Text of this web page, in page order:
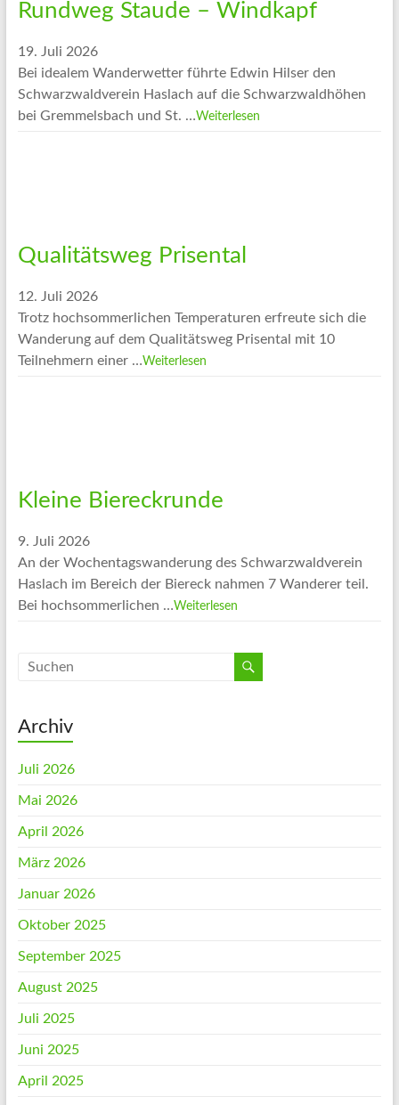
Rundweg Staude – Windkapf
19. Juli 2026
Bei idealem Wanderwetter führte Edwin Hilser den
Schwarzwaldverein Haslach auf die Schwarzwaldhöhen
bei Gremmelsbach und St. …Weiterlesen
Qualitätsweg Prisental
12. Juli 2026
Trotz hochsommerlichen Temperaturen erfreute sich die
Wanderung auf dem Qualitätsweg Prisental mit 10
Teilnehmern einer …Weiterlesen
Kleine Biereckrunde
9. Juli 2026
An der Wochentagswanderung des Schwarzwaldverein
Haslach im Bereich der Biereck nahmen 7 Wanderer teil.
Bei hochsommerlichen …Weiterlesen
Archiv
Juli 2026
Mai 2026
April 2026
März 2026
Januar 2026
Oktober 2025
September 2025
August 2025
Juli 2025
Juni 2025
April 2025